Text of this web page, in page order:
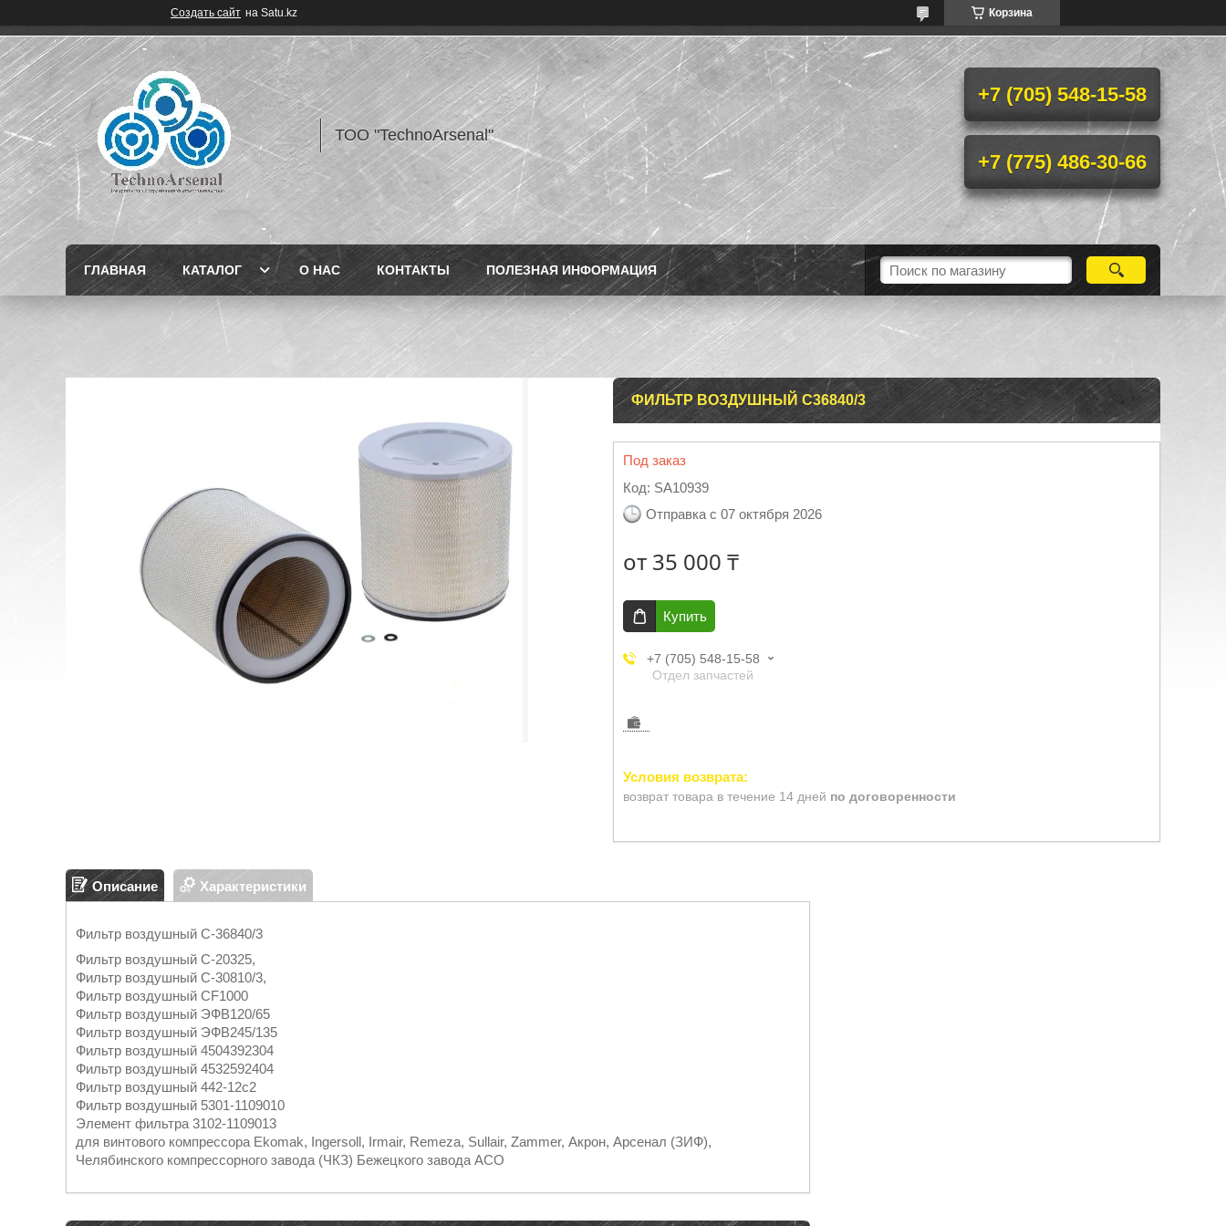
Создать сайт на Satu.kz Корзина
ТОО "TechnoArsenal"
+7 (705) 548-15-58
+7 (775) 486-30-66
ГЛАВНАЯ КАТАЛОГ О НАС КОНТАКТЫ ПОЛЕЗНАЯ ИНФОРМАЦИЯ
ФИЛЬТР ВОЗДУШНЫЙ С36840/3
Под заказ
Код: SA10939
Отправка с 07 октября 2026
от 35 000 ₸
Купить
+7 (705) 548-15-58
Отдел запчастей
возврат товара в течение 14 дней по договоренности
Описание Характеристики
Фильтр воздушный С-36840/3
Фильтр воздушный С-20325,
Фильтр воздушный С-30810/3,
Фильтр воздушный СF1000
Фильтр воздушный ЭФВ120/65
Фильтр воздушный ЭФВ245/135
Фильтр воздушный 4504392304
Фильтр воздушный 4532592404
Фильтр воздушный 442-12с2
Фильтр воздушный 5301-1109010
Элемент фильтра 3102-1109013
для винтового компрессора Ekomak, Ingersoll, Irmair, Remeza, Sullair, Zammer, Акрон, Арсенал (ЗИФ),
Челябинского компрессорного завода (ЧКЗ) Бежецкого завода АСО